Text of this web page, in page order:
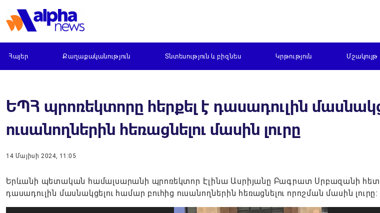
Հայեր Քաղաքականություն Տնտեսություն և բիզնես Կրթություն Մշակույթ
ԵՊՀ պրոռեկտորը հերքել է դասադուլին
ուսանողներին հեռացնելու մասին լուրը
14 Մայիսի 2024, 11:05
Երևանի պետական ​​համալսարանի պրոռեկտոր Էլինա Ասրիյանը Բագրատ Սրբազանի հետ
դասադուլին մասնակցելու համար բուհից ուսանողներին հեռացնելու որոշման մասին լուրը։